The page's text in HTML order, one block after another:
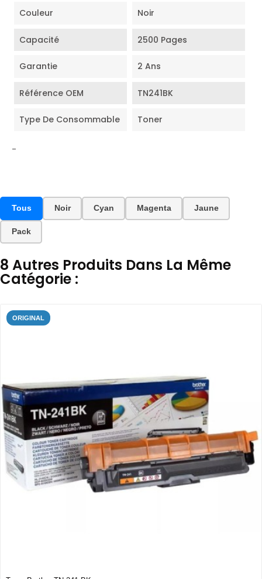
Couleur Noir
Capacité 2500 Pages
Garantie 2 Ans
Référence OEM TN241BK
Type De Consommable Toner
-
Tous Noir Cyan Magenta Jaune
Pack
8 Autres Produits Dans La Même
Catégorie :
ORIGINAL